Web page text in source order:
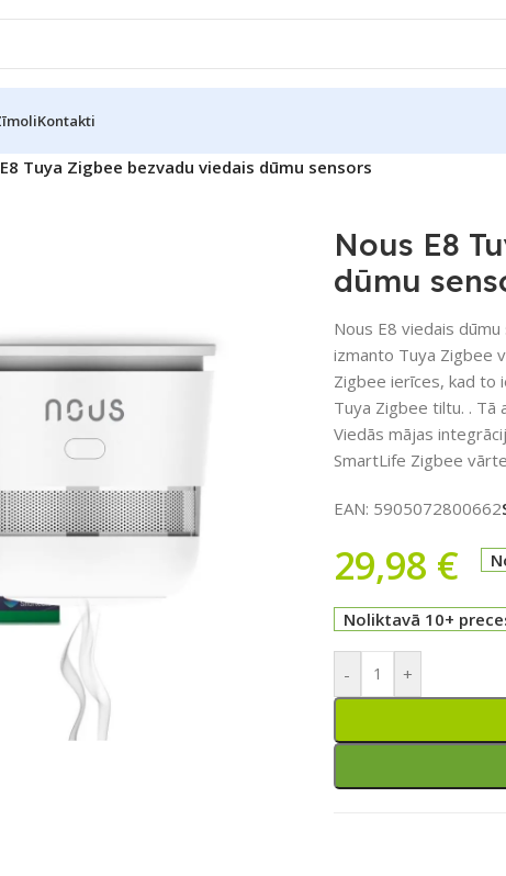
Kontakti
Tuya Zigbee bezvadu viedais dūmu sensors
Nous E8
dūmu
Nous E8 viedais
izmanto Tuya Zigbee
Zigbee ierīces, kad to
Tuya Zigbee tiltu. . Tā
Viedās mājas
SmartLife Zigbee
EAN: 5905072800662
29,98 €
Noliktavā 10+
- +